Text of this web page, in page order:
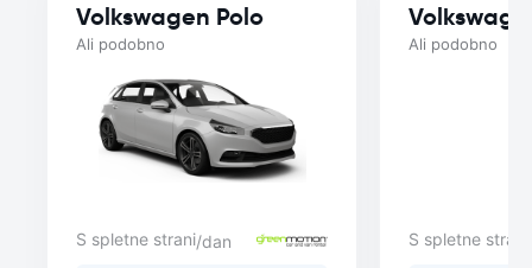
Volkswagen Polo
Ali podobno
S spletne strani/dan
Ali podobno
S spletne strani